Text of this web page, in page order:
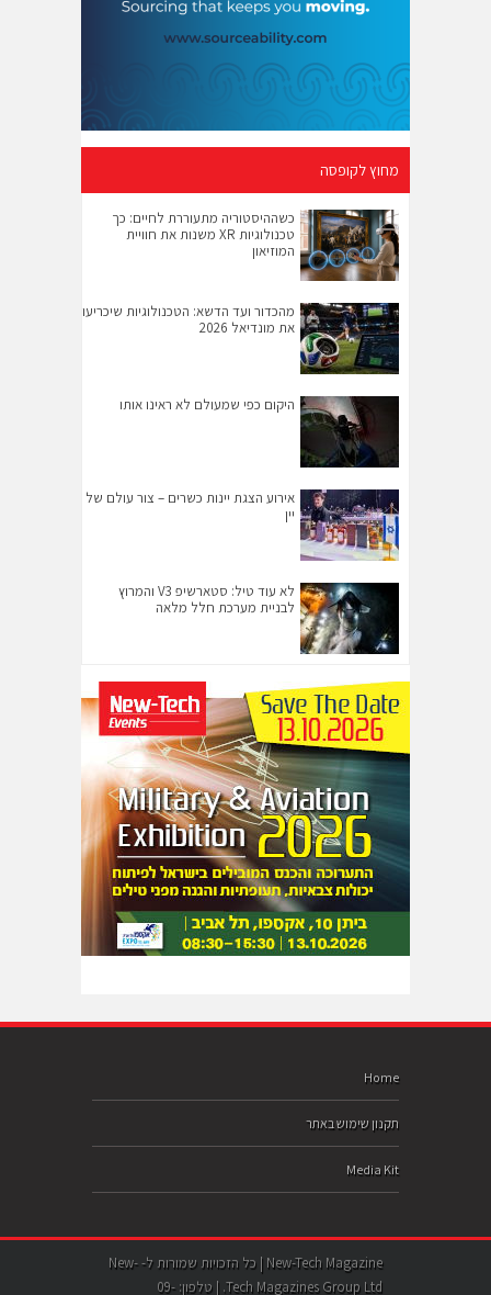
מחוץ לקופסה
כשההיסטוריה מתעוררת לחיים: כך
טכנולוגיות XR משנות את חוויית
המוזיאון
מהכדור ועד הדשא: הטכנולוגיות שיכריעו
את מונדיאל 2026
היקום כפי שמעולם לא ראינו אותו
אירוע הצגת יינות כשרים – צור עולם של
יין
לא עוד טיל: סטארשיפ V3 והמרוץ
לבניית מערכת חלל מלאה
Home
תקנון שימוש באתר
Media Kit
New-Tech Magazine | כל הזכויות שמורות ל- New-
Tech Magazines Group Ltd. | טלפון: 09-